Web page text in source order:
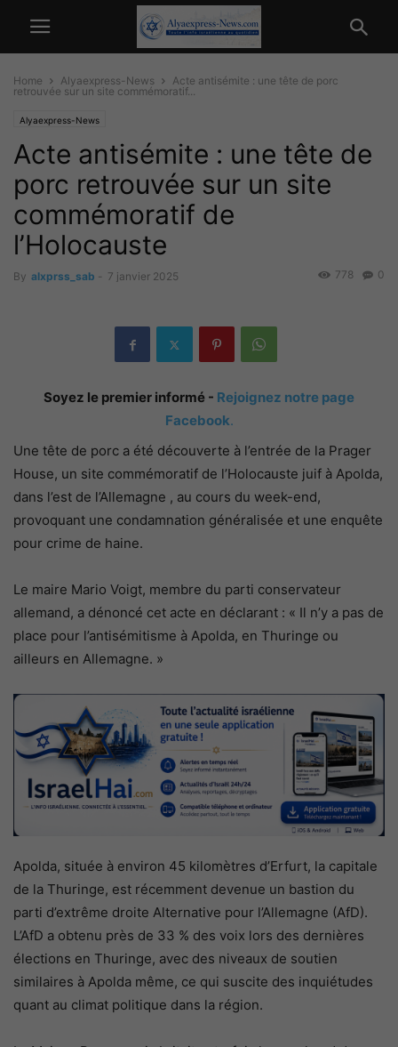
Home Alyaexpress-News
Acte antisémite : une tête de porc
retrouvée sur un site commémoratif...
Alyaexpress-News
Acte antisémite : une tête de
porc retrouvée sur un site
commémoratif de
l’Holocauste
By alxprss_sab - 7 janvier 2025 0
778
Soyez le premier informé - Rejoignez notre page
Facebook.
Une tête de porc a été découverte à l’entrée de la Prager
House, un site commémoratif de l’Holocauste juif à Apolda,
dans l’est de l’Allemagne , au cours du week-end,
provoquant une condamnation généralisée et une enquête
pour crime de haine.
Le maire Mario Voigt, membre du parti conservateur
allemand, a dénoncé cet acte en déclarant : « Il n’y a pas de
place pour l’antisémitisme à Apolda, en Thuringe ou
ailleurs en Allemagne. »
Apolda, située à environ 45 kilomètres d’Erfurt, la capitale
de la Thuringe, est récemment devenue un bastion du
parti d’extrême droite Alternative pour l’Allemagne (AfD).
L’AfD a obtenu près de 33 % des voix lors des dernières
élections en Thuringe, avec des niveaux de soutien
similaires à Apolda même, ce qui suscite des inquiétudes
quant au climat politique dans la région.